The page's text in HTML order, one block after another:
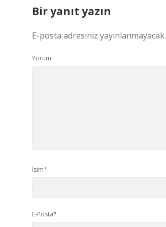
Bir yanıt yazın
E-posta adresiniz yayınlanmayacak.
Yorum
İsim*
E-Posta*